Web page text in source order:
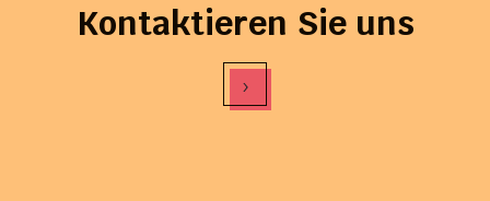
Kontaktieren Sie uns
›